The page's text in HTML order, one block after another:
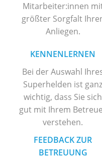
Mitarbeiter:innen
größter Sorgfalt
Anliegen.
KENNENLERNEN
Bei der Auswahl
Superhelden ist ganz
wichtig, dass Sie sich
gut mit Ihrem
verstehen.
FEEDBACK ZUR
BETREUUNG